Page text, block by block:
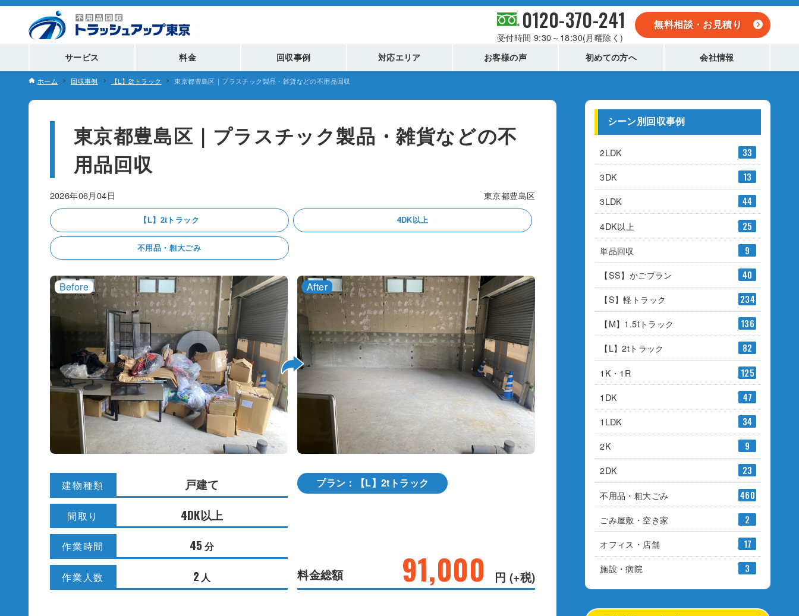
0120-370-241
受付時間 9:30～18:30(月曜除く)
無料相談・お見積り
サービス 料金 回収事例 対応エリア お客様の声 初めての方へ 会社情報
ホーム 回収事例 【L】2tトラック 東京都豊島区｜プラスチック製品・雑貨などの不用品回収
東京都豊島区｜プラスチック製品・雑貨などの不
用品回収
2026年06月04日 東京都豊島区
【L】2tトラック 4DK以上
不用品・粗大ごみ
建物種類 戸建て
間取り 4DK以上
作業時間 45 分
作業人数 2 人
プラン：【L】2tトラック
料金総額 91,000 円 (+税)
シーン別回収事例
2LDK
33
3DK
13
3LDK
44
4DK以上
25
単品回収
9
【SS】かごプラン
40
【S】軽トラック
234
【M】1.5tトラック
136
【L】2tトラック
82
1K・1R
125
1DK
47
1LDK
34
2K
9
2DK
23
不用品・粗大ごみ
460
ごみ屋敷・空き家
2
オフィス・店舗
17
施設・病院
3